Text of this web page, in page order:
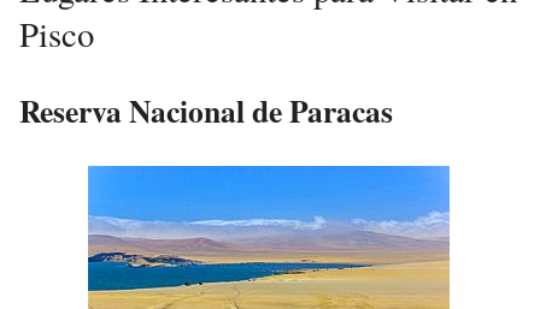
Pisco
Reserva Nacional de Paracas